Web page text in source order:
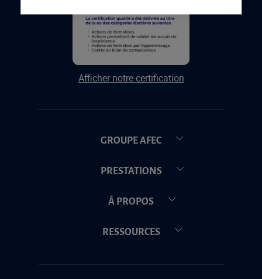
Afficher notre certification
GROUPE AFEC
PRESTATIONS
À PROPOS
RESSOURCES